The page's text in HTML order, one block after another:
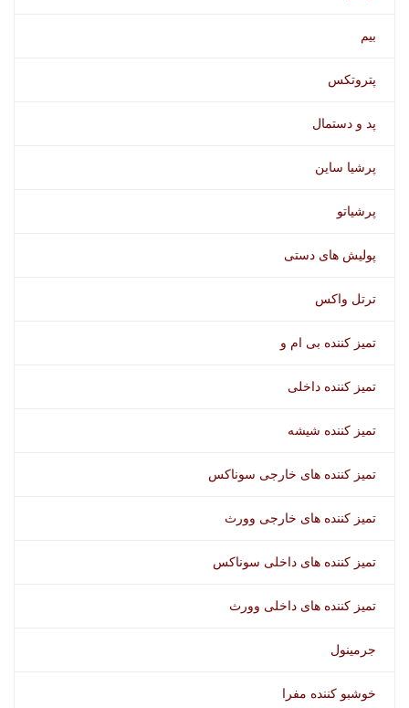
بیم
پتروتکس
پد و دستمال
پرشیا ساین
پرشیاتو
پولیش های دستی
ترتل واکس
تمیز کننده بی ام و
تمیز کننده داخلی
تمیز کننده شیشه
تمیز کننده های خارجی سوناکس
تمیز کننده های خارجی وورث
تمیز کننده های داخلی سوناکس
تمیز کننده های داخلی وورث
جرمینول
خوشبو کننده مفرا